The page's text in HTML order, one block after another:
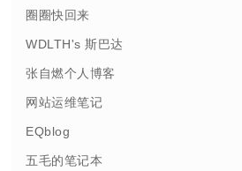
圈圈快回来
WDLTH's 斯巴达
张自燃个人博客
网站运维笔记
EQblog
五毛的笔记本